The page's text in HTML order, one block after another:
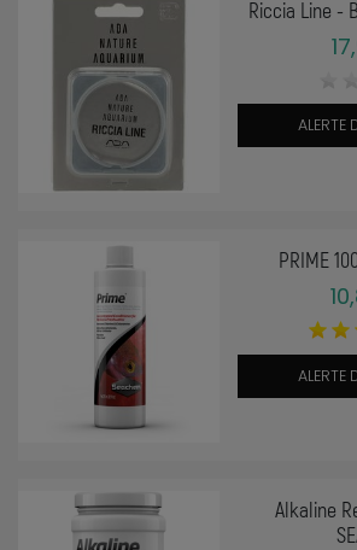
Riccia Line -
ALERTE
PRIME
ALERTE
Alkaline